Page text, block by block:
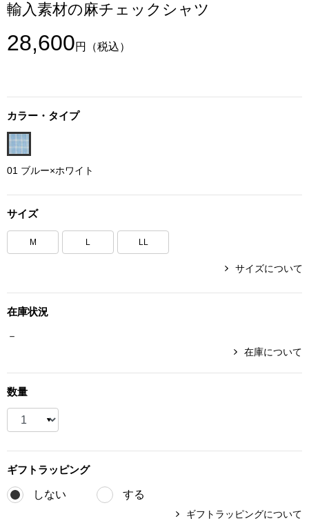
BOGARD 最新号はこちら
ランド
集
その他
デニム
ルーム･アン
輸入素材の麻チェックシャツ
28,600円 （税込）
カラー・タイプ
01 ブルー×ホワイト
サイズ
M L LL
サイズについて
在庫状況
－
在庫について
数量
ギフト ラッピング
しない する
ギフトラッピングについて